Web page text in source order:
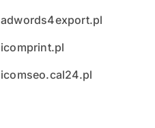
adwords4export.pl
icomprint.pl
icomseo.cal24.pl